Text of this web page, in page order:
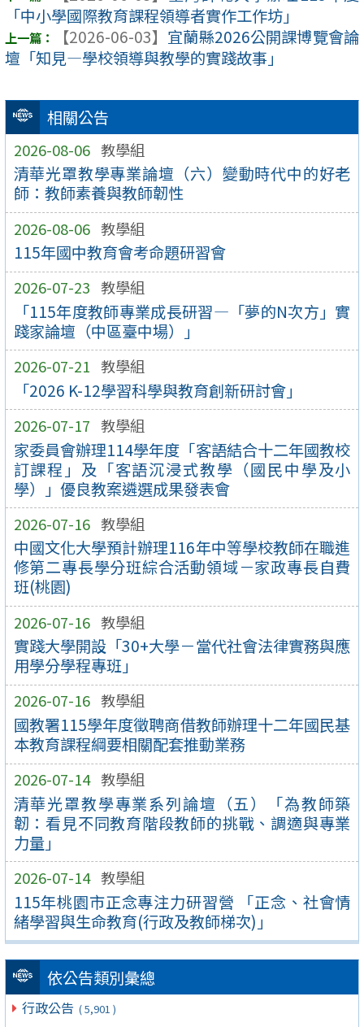
相關公告
2026-08-06 教學組
清華光罩教學專業論壇（六）變動時代中的好老
師：教師素養與教師韌性
2026-08-06 教學組
115年國中教育會考命題研習會
2026-07-23 教學組
「115年度教師專業成長研習—「夢的N次方」實
踐家論壇（中區臺中場）」
2026-07-21 教學組
「2026 K-12學習科學與教育創新研討會」
2026-07-17 教學組
家委員會辦理114學年度「客語結合十二年國教校
訂課程」及「客語沉浸式教學（國民中學及小
學）」優良教案遴選成果發表會
2026-07-16 教學組
中國文化大學預計辦理116年中等學校教師在職進
修第二專長學分班綜合活動領域－家政專長自費
班(桃園)
2026-07-16 教學組
實踐大學開設「30+大學－當代社會法律實務與應
用學分學程專班」
2026-07-16 教學組
國教署115學年度徵聘商借教師辦理十二年國民基
本教育課程綱要相關配套推動業務
2026-07-14 教學組
清華光罩教學專業系列論壇（五）「為教師築
韌：看見不同教育階段教師的挑戰、調適與專業
力量」
2026-07-14 教學組
115年桃園市正念專注力研習營 「正念、社會情
緒學習與生命教育(行政及教師梯次)」
依公告類別彙總
行政公告 ( 5,901 )
「中小學國際教育課程領導者實作工作坊」
【2026-06-03】 宜蘭縣2026公開課博覽會論
壇「知見—學校領導與教學的實踐故事」